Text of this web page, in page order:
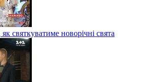
святкуватиме новорічні свята